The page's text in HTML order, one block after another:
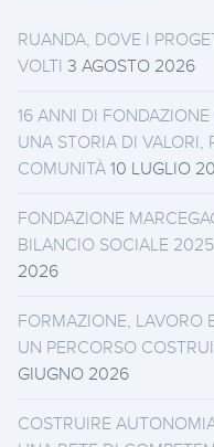
RUANDA, DOVE I
VOLTI 3 AGOSTO 2026
16 ANNI DI
UNA STORIA DI VALORI,
COMUNITÀ 10 LUGLIO
FONDAZIONE
BILANCIO SOCIALE 2025
2026
FORMAZIONE, LAVORO
UN PERCORSO
GIUGNO 2026
COSTRUIRE